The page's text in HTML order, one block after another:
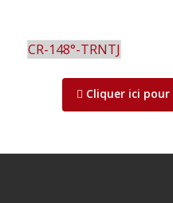
CR-148°-TRNTJ
Cliquer ici